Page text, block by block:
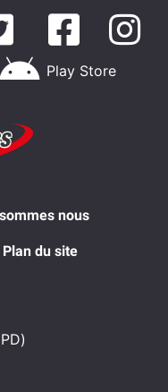
Play Store
nous
Plan du site